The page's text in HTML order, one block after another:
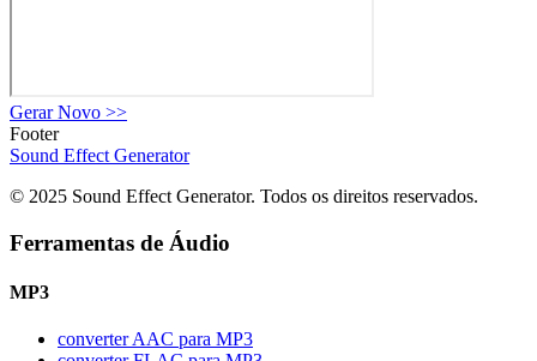
Gerar Novo >>
Footer
Sound Effect Generator
© 2025 Sound Effect Generator. Todos os direitos reservados.
Ferramentas de Áudio
MP3
converter AAC para MP3